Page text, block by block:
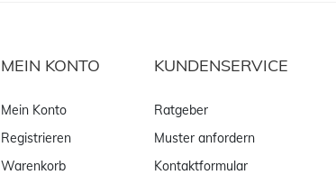
MEIN KONTO
Mein Konto
Registrieren
Warenkorb
KUNDENSERVICE
Ratgeber
Muster anfordern
Kontaktformular